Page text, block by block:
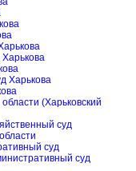
Харькова
(Харьковский
суд
суд
суд